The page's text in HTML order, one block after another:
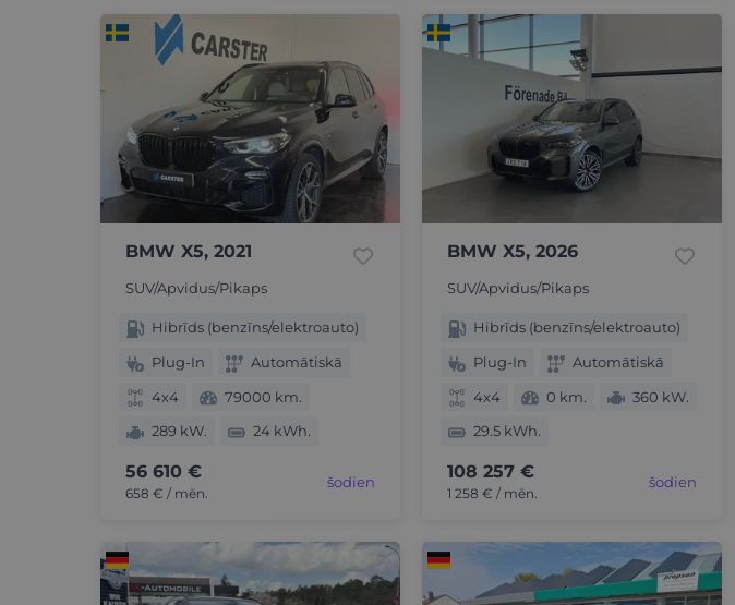
BMW X5, 2021
SUV/Apvidus/Pikaps
Hibrīds (benzīns/elektroauto)
Plug-In
Automātiskā
4x4
79000 km.
289 kW.
24 kWh.
56 610 €
658 € / mēn.
šodien
BMW X5, 2026
SUV/Apvidus/Pikaps
Hibrīds (benzīns/elektroauto)
Plug-In
Automātiskā
4x4
0 km.
360 kW.
29.5 kWh.
108 257 €
1 258 € / mēn.
šodien